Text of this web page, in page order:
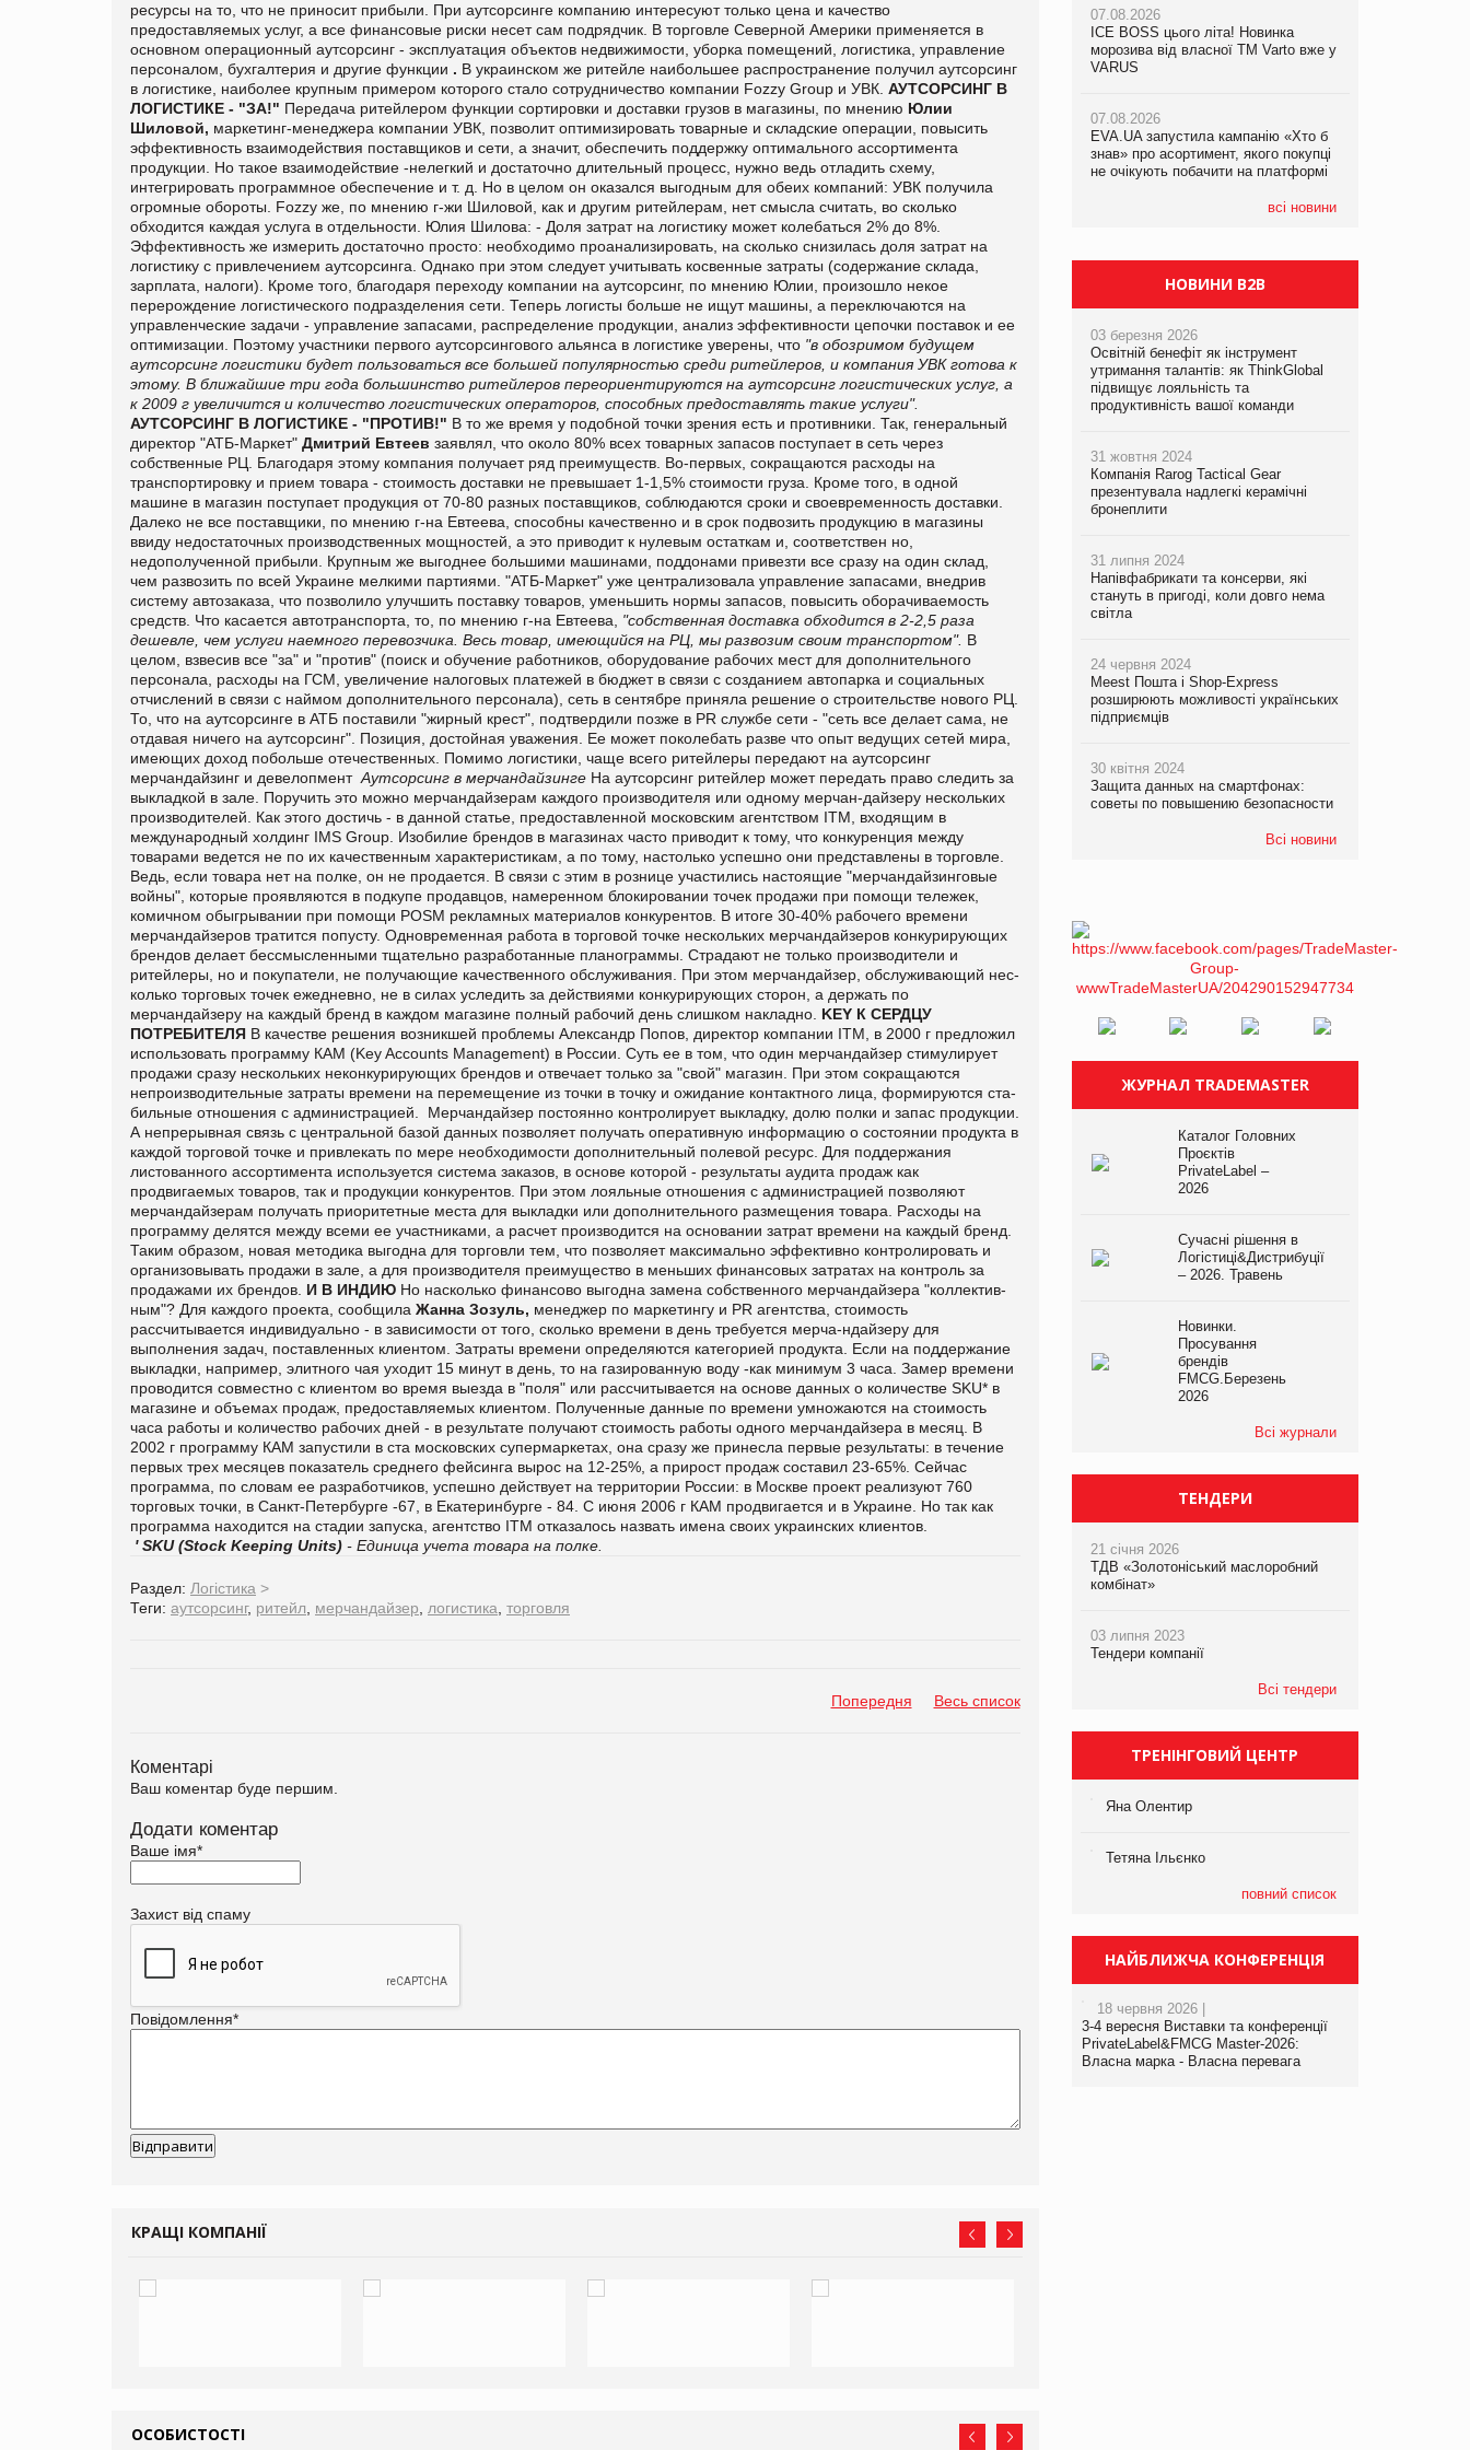
ресурсы на то, что не приносит прибы­ли. При аутсорсинге компанию интересуют только цена и качество
предоставляемых услуг, а все финансовые риски несет сам подрядчик. В торговле Северной Америки применяется в
основном операционный аут­сорсинг - эксплуатация объектов недвижи­мости, уборка помещений, логистика, управ­ление
персоналом, бухгалтерия и другие функции . В украинском же ритейле наибольшее распространение получил аутсорсинг
в логистике, наиболее крупным примером которого стало сотрудничество компании Fozzy Group и УВК. АУТСОРСИНГ В
ЛОГИСТИКЕ - "ЗА!" Передача ритейлером функции сорти­ровки и доставки грузов в магазины, по мнению Юлии
Шиловой, маркетинг-менед­жера компании УВК, позволит оптимизиро­вать товарные и складские операции, повы­сить
эффективность взаимодействия поставщиков и сети, а значит, обеспечить поддержку оптимального ассортимента
продукции. Но такое взаимодействие -нелегкий и достаточно длительный процесс, нужно ведь отладить схему,
интегрировать программное обеспечение и т. д. Но в целом он оказался выгодным для обеих компаний: УВК получила
огромные обороты. Fozzy же, по мнению г-жи Шиловой, как и другим ритейлерам, нет смысла считать, во сколько
обходится каждая услуга в отдельности. Юлия Шилова: - Доля затрат на логистику может коле­баться 2% до 8%.
Эффективность же изме­рить достаточно просто: необходимо про­анализировать, на сколько снизилась доля затрат на
логистику с привлечением аутсор­синга. Однако при этом следует учитывать косвенные затраты (содержание склада,
зарплата, налоги). Кроме того, благодаря переходу компа­нии на аутсорсинг, по мнению Юлии, про­изошло некое
перерождение логистического подразделения сети. Теперь логисты больше не ищут машины, а переключаются на
управленческие задачи - управление запасами, распределение продукции, ана­лиз эффективности цепочки поставок и ее
оптимизации. Поэтому участники первого аутсорсингового альянса в логистике увере­ны, что "в обозримом будущем
аутсорсинг логистики будет пользоваться все большей популярностью среди ритейлеров, и компа­ния УВК готова к
этому. В ближайшие три года большинство ритейлеров переориенти­руются на аутсорсинг логистических услуг, а
к 2009 г увеличится и количество логисти­ческих операторов, способных предоста­влять такие услуги".
АУТСОРСИНГ В ЛОГИСТИКЕ - "ПРОТИВ!" В то же время у подобной точки зрения есть и противники. Так, генеральный
директор "АТБ-Маркет" Дмитрий Евтеев заявлял, что около 80% всех товарных запасов поступает в сеть через
собственные РЦ. Благодаря этому компания получает ряд преимуществ. Во-первых, сокращаются расходы на
транспортировку и прием товара - стои­мость доставки не превышает 1-1,5% стои­мости груза. Кроме того, в одной
машине в магазин поступает продукция от 70-80 раз­ных поставщиков, соблюдаются сроки и своевременность доставки.
Далеко не все поставщики, по мнению г-на Евтеева, спо­собны качественно и в срок подвозить про­дукцию в магазины
ввиду недостаточных производственных мощностей, а это при­водит к нулевым остаткам и, соответствен но,
недополученной прибыли. Крупным же выгоднее большими машинами, поддона­ми привезти все сразу на один склад,
чем развозить по всей Украине мелкими пар­тиями. "АТБ-Маркет" уже централизовала управление запасами, внедрив
систему автозаказа, что позволило улучшить поставку товаров, уменьшить нормы запа­сов, повысить оборачиваемость
средств. Что касается автотранспорта, то, по мнению г-на Евтеева, "собственная достав­ка обходится в 2-2,5 раза
дешевле, чем услуги наемного перевозчика. Весь товар, имеющийся на РЦ, мы развозим своим транспортом". В
целом, взвесив все "за" и "против" (поиск и обучение работников, оборудование рабочих мест для дополни­тельного
персонала, расходы на ГСМ, уве­личение налоговых платежей в бюджет в связи с созданием автопарка и социаль­ных
отчислений в связи с наймом допол­нительного персонала), сеть в сентябре приняла решение о строительстве нового РЦ.
То, что на аутсорсинге в АТБ постави­ли "жирный крест", подтвердили позже в PR службе сети - "сеть все делает сама, не
отдавая ничего на аутсорсинг". Пози­ция, достойная уважения. Ее может поко­лебать разве что опыт ведущих сетей мира,
имеющих доход побольше отече­ственных. Помимо логистики, чаще всего ритейлеры передают на аутсорсинг
мерчандайзинг и девелопмент Аутсорсинг в мерчандайзинге На аутсорсинг ритейлер может пере­дать право следить за
выкладкой в зале. Поручить это можно мерчандайзерам каж­дого производителя или одному мерчан-дайзеру нескольких
производителей. Как этого достичь - в данной статье, предоста­вленной московским агентством ITM , входящим в
международный холдинг IMS Group . Изобилие брендов в магазинах часто приводит к тому, что конкуренция между
товарами ведется не по их качественным характеристикам, а по тому, настолько успешно они представлены в торговле.
Ведь, если товара нет на полке, он не продается. В связи с этим в рознице участи­лись настоящие "мерчандайзинговые
войны", которые проявляются в подкупе продавцов, намеренном блокировании точек продажи при помощи тележек,
комичном обыгрывании при помощи POSM рекламных материалов конкурен­тов. В итоге 30-40% рабочего времени
мерчандайзеров тратится попусту. Одно­временная работа в торговой точке нес­кольких мерчандайзеров конкурирующих
брендов делает бессмысленными тща­тельно разработанные планограммы. Страдают не только производители и
ритейлеры, но и покупатели, не получаю­щие качественного обслуживания. При этом мерчандайзер, обслуживающий нес­
колько торговых точек ежедневно, не в силах уследить за действиями конкури­рующих сторон, а держать по
мерчандайзеру на каждый бренд в каждом магазине полный рабочий день слишком накладно. KEY К СЕРДЦУ
ПОТРЕБИТЕЛЯ В качестве решения возникшей пробле­мы Александр Попов, директор компании ITM, в 2000 г предложил
использовать про­грамму КАМ (Key Accounts Management) в России. Суть ее в том, что один мерчандай­зер стимулирует
продажи сразу нескольких неконкурирующих брендов и отвечает толь­ко за "свой" магазин. При этом сокращают­ся
непроизводительные затраты времени на перемещение из точки в точку и ожида­ние контактного лица, формируются ста­
бильные отношения с администрацией. Мерчандайзер постоянно контролирует выкладку, долю полки и запас продукции.
А непрерывная связь с центральной базой данных позволяет получать оперативную информацию о состоянии продукта в
каж­дой торговой точке и привлекать по мере необходимости дополнительный полевой ресурс. Для поддержания
листованного ассортимента используется система зака­зов, в основе которой - результаты аудита продаж как
продвигаемых товаров, так и продукции конкурентов. При этом лояльные отношения с администрацией позволяют
мерчандайзерам получать приоритетные места для выкладки или дополнительного размещения товара. Расходы на
программу делятся между всеми ее участниками, а расчет производится на основании затрат времени на каждый бренд.
Таким образом, новая методика выгод­на для торговли тем, что позволяет макси­мально эффективно контролировать и
организовывать продажи в зале, а для производите­ля преимущество в меньших финансовых за­тратах на контроль за
продажами их брендов. И В ИНДИЮ Но насколько финансово выгодна замена собственного мерчандайзера "коллектив­
ным"? Для каждого проекта, сообщила Жанна Зозуль, менеджер по маркетингу и PR агентства, стоимость
рассчитывается индивидуально - в зависимости от того, сколько времени в день требуется мерча-ндайзеру для
выполнения задач, поставлен­ных клиентом. Затраты времени определяют­ся категорией продукта. Если на поддержа­ние
выкладки, например, элитного чая уходит 15 минут в день, то на газированную воду -как минимум 3 часа. Замер времени
прово­дится совместно с клиентом во время выезда в "поля" или рассчитывается на основе дан­ных о количестве SKU* в
магазине и объемах продаж, предоставляемых клиентом. Полученные данные по времени умножаются на стоимость
часа работы и количество рабочих дней - в результате получают стоимость работы одного мерчандайзера в месяц. В
2002 г программу КАМ запустили в ста московских супермаркетах, она сразу же принесла первые результаты: в течение
первых трех месяцев показатель среднего фейсинга вырос на 12-25%, а прирост про­даж составил 23-65%. Сейчас
программа, по словам ее разра­ботчиков, успешно действует на террито­рии России: в Москве проект реализуют 760
торговых точки, в Санкт-Петербурге -67, в Екатеринбурге - 84. С июня 2006 г КАМ продвигается и в Украине. Но так как
программа находится на стадии запуска, агентство ITM отказалось назвать имена своих украинских клиентов.
' SKU (Stock Keeping Units) - Единица учета товара на полке.
Раздел: Логістика >
Теги: аутсорсинг, ритейл мерчандайзер логистика торговля
Попередня Весь список
Коментарі
Ваш коментар буде першим.
Додати коментар
Ваше імя*
Захист від спаму
Повідомлення*
КРАЩІ КОМПАНІЇ
ОСОБИСТОСТІ
07.08.2026
ICE BOSS цього літа! Новинка
морозива від власної ТМ Varto вже у
VARUS
07.08.2026
EVA.UA запустила кампанію «Хто б
знав» про асортимент, якого покупці
не очікують побачити на платформі
всі новини
06.08.2026
Смачна новинка для хвостатих: у
VARUS з’явилися паучі Varto Paw
05.08.2026
Мережа супермаркетів VARUS купує
мережу магазинів формату
компанія налічуватиме 374 магазини
07.08.2026
Франція заборонила рекламні дзвінки
НОВИНИ B2B
03 березня 2026
Освітній бенефіт як інструмент
утримання талантів: як ThinkGlobal
підвищує лояльність та
продуктивність вашої команди
31 жовтня 2024
Компанія Rarog Tactical Gear
презентувала надлегкі керамічні
бронеплити
31 липня 2024
Напівфабрикати та консерви, які
стануть в пригоді, коли довго нема
світла
24 червня 2024
Meest Пошта і Shop-Express
розширюють можливості українських
підприємців
30 квітня 2024
Защита данных на смартфонах:
советы по повышению безопасности
Всі новини
ЖУРНАЛ TRADEMASTER
Каталог Головних
Проєктів
PrivateLabel –
2026
Сучасні рішення в
Логістиці&Дистрибуції
– 2026. Травень
Новинки.
Просування
брендів
FMCG.Березень
2026
Всі журнали
ТЕНДЕРИ
21 січня 2026
ТДВ «Золотоніський маслоробний
комбінат»
03 липня 2023
Тендери компанії
Всі тендери
ТРЕНІНГОВИЙ ЦЕНТР
Яна Олентир
Тетяна Ільєнко
повний список
НАЙБЛИЖЧА КОНФЕРЕНЦІЯ
18 червня 2026 |
3-4 вересня Виставки та конференції
PrivateLabel&FMCG Master-2026:
Власна марка - Власна перевага